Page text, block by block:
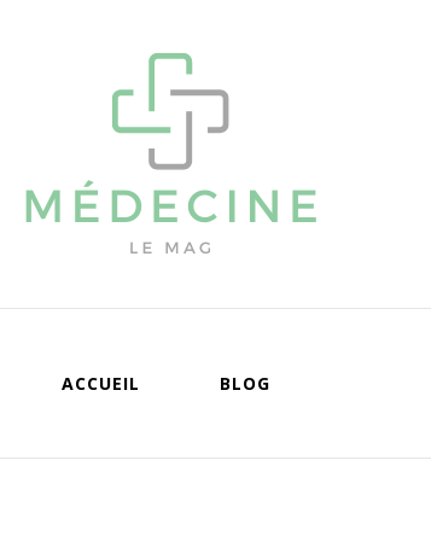
ACCUEIL BLOG